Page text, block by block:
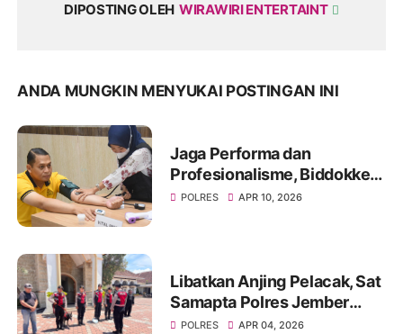
DIPOSTING OLEH WIRAWIRI ENTERTAINT
ANDA MUNGKIN MENYUKAI POSTINGAN INI
Jaga Performa dan
Profesionalisme, Biddokkes
Polda Jatim Gelar Rikes
POLRES APR 10, 2026
Libatkan Anjing Pelacak, Sat
Samapta Polres Jember
Sterilisasi Gereja Jelang
POLRES APR 04, 2026